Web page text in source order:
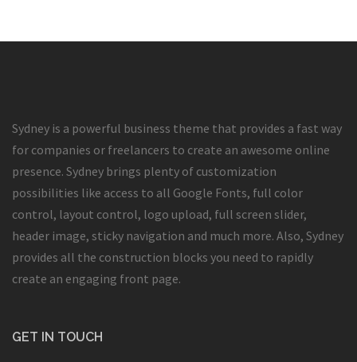
Sydney is a powerful business theme that provides a fast way
for companies or freelancers to create an awesome online
presence. Sydney brings plenty of customization
possibilities like access to all Google Fonts, full color
control, layout control, logo upload, full screen slider,
header image, sticky navigation and much more. Also, Sydney
provides all the construction blocks you need to rapidly
create an engaging front page.
GET IN TOUCH